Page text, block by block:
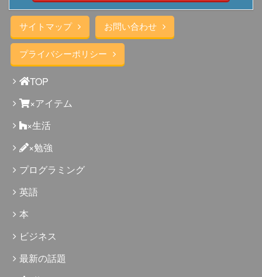
サイトマップ お問い合わせ
プライバシーポリシー
TOP
×アイテム
×生活
×勉強
プログラミング
英語
本
ビジネス
最新の話題